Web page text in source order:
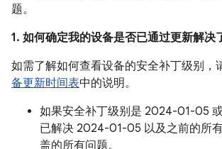
题。
1. 如何确定我的设备是否已通过更新解决
如需了解如何查看设备的安全补丁级别，
备更新时间表中的说明。
如果安全补丁级别是 2024-01-05
已解决 2024-01-05 以及之前的所
盖的所有问题。